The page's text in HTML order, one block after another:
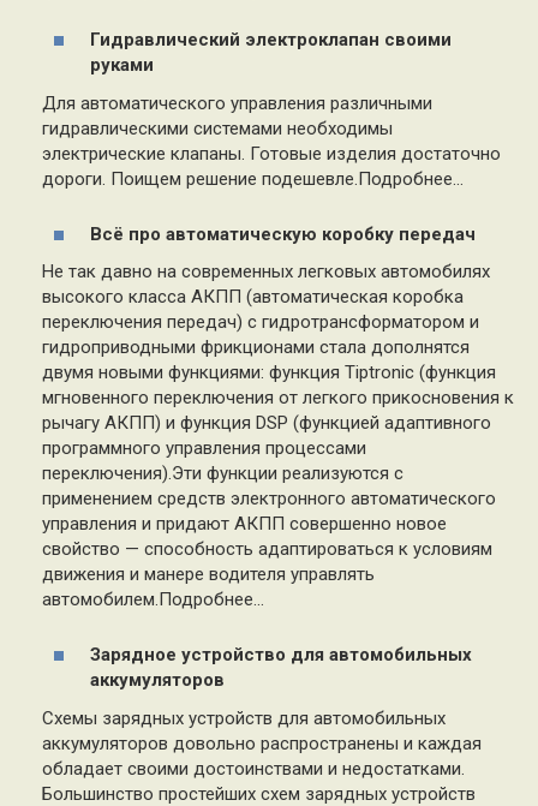
Гидравлический электроклапан своими
руками
Для автоматического управления различными
гидравлическими системами необходимы
электрические клапаны. Готовые изделия достаточно
дороги. Поищем решение подешевле.Подробнее…
Всё про автоматическую коробку передач
Не так давно на современных легковых автомобилях
высокого класса АКПП (автоматическая коробка
переключения передач) с гидротрансформатором и
гидроприводными фрикционами стала дополнятся
двумя новыми функциями: функция Tiptronic (функция
мгновенного переключения от легкого прикосновения к
рычагу АКПП) и функция DSP (функцией адаптивного
программного управления процессами
переключения).Эти функции реализуются с
применением средств электронного автоматического
управления и придают АКПП совершенно новое
свойство — способность адаптироваться к условиям
движения и манере водителя управлять
автомобилем.Подробнее…
Зарядное устройство для автомобильных
аккумуляторов
Схемы зарядных устройств для автомобильных
аккумуляторов довольно распространены и каждая
обладает своими достоинствами и недостатками.
Большинство простейших схем зарядных устройств